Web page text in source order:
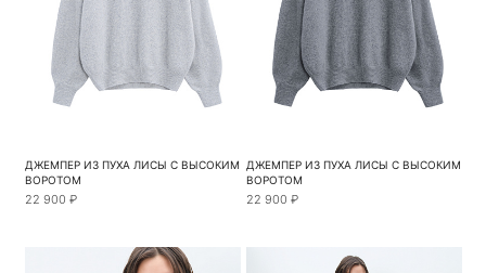
ДЖЕМПЕР ИЗ ПУХА ЛИСЫ С ВЫСОКИМ
ВОРОТОМ
22 900 ₽
ДЖЕМПЕР ИЗ ПУХА ЛИСЫ С ВЫСОКИМ
ВОРОТОМ
22 900 ₽